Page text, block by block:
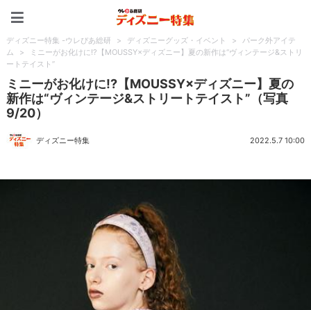
ディズニー特集 -ウレぴあ総研 > ディズニーグッズ・イベント >
パーク外アイテ
ム
>
ミニーがお化けに!?【MOUSSY×ディズニー】夏の新作は“ヴィンテージ&ストリ
ートテイスト”
ミニーがお化けに!?【MOUSSY×ディズニー】夏の
新作は“ヴィンテージ&ストリートテイスト”（写真
9/20）
ディズニー特集 2022.5.7 10:00